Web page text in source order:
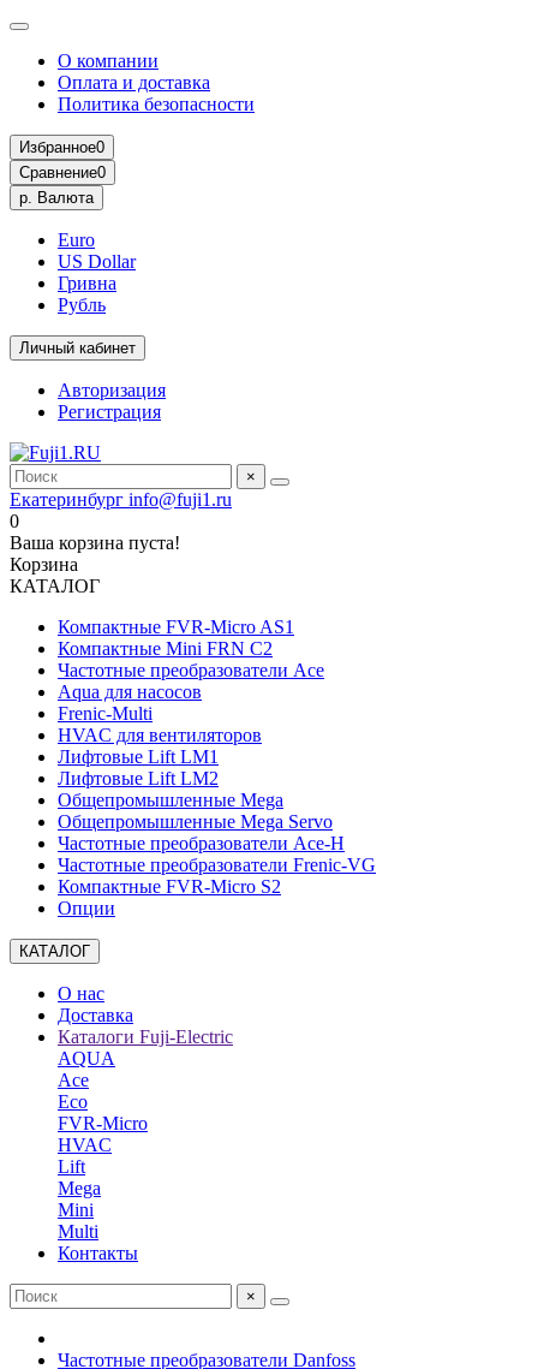
О компании
Оплата и доставка
Политика безопасности
Избранное0
Сравнение0
р. Валюта
Euro
US Dollar
Гривна
Рубль
Личный кабинет
Авторизация
Регистрация
×
Екатеринбург info@fuji1.ru
0
Ваша корзина пуста!
Корзина
КАТАЛОГ
Компактные FVR-Micro AS1
Компактные Mini FRN C2
Частотные преобразователи Ace
Aqua для насосов
Frenic-Multi
HVAC для вентиляторов
Лифтовые Lift LM1
Лифтовые Lift LM2
Общепромышленные Mega
Общепромышленные Mega Servo
Частотные преобразователи Ace-H
Частотные преобразователи Frenic-VG
Компактные FVR-Micro S2
Опции
КАТАЛОГ
О нас
Доставка
Каталоги Fuji-Electric
AQUA
Ace
Eco
FVR-Micro
HVAC
Lift
Mega
Mini
Multi
Контакты
×
Частотные преобразователи Danfoss